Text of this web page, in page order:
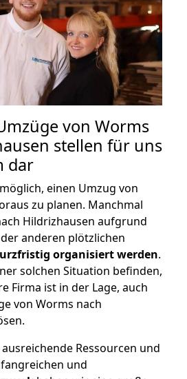
von Worms
stellen für uns
dar
einen Umzug von
zu planen. Manchmal
Hildrizhausen aufgrund
anderen plötzlichen
organisiert werden.
solchen Situation befinden,
Firma ist in der Lage, auch
von Worms nach
Ressourcen und
und